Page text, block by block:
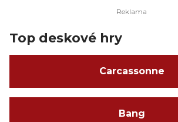
Top deskové hry
Carcassonne
Bang